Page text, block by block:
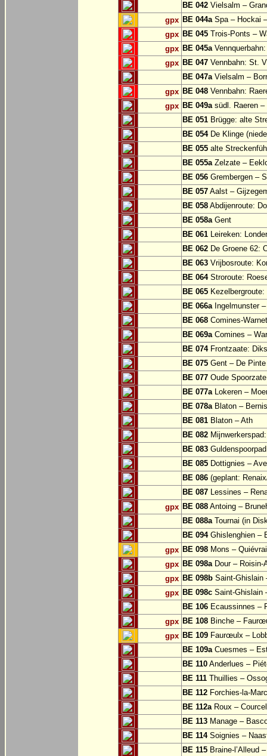
BE 042 Vielsalm –
gpx BE 044aSpa – Hockai
gpx BE 045 Trois-Ponts –
gpx BE 045a
gpx BE 047 Vennbahn: St.
BE 047aVielsalm –
gpx BE 048 Vennbahn:
gpx BE 049asüdl. Raeren –
BE 051 Brügge: alte
BE 054De Klinge
BE 055 alte
BE 055aZelzate –
BE 056 Grembergen –
BE 057 Aalst –
BE 058 Abdijenroute:
BE 058aGent
BE 061 Leireken:
BE 062 De Groene 62:
BE 063 Vrijbosroute:
BE 064Stroroute:
BE 065
BE 066aIngelmunster –
BE 068 Comines-
BE 069aComines –
BE 074Frontzaate:
BE 075 Gent – De
BE 077 Oude
BE 077aLokeren –
BE 078aBlaton –
BE 081 Blaton – Ath
BE 082
BE 083
BE 085 Dottignies –
BE 086 (geplant:
BE 087 Lessines –
gpx BE 088 Antoing –
BE 088aTournai (in
BE 094Ghislenghien –
gpx BE 098 Mons –
gpx BE 098aDour – Roisin-
gpx BE 098b Saint-Ghislain
gpx BE 098c Saint-Ghislain
BE 106 Ecaussinnes –
gpx BE 108 Binche –
gpx BE 109 Faurœulx –
BE 109aCuesmes –
BE 110 Anderlues –
BE 111 Thuillies –
BE 112 Forchies-la-
BE 112aRoux –
BE 113 Manage –
BE 114Soignies –
BE 115 Braine-l’Alleud